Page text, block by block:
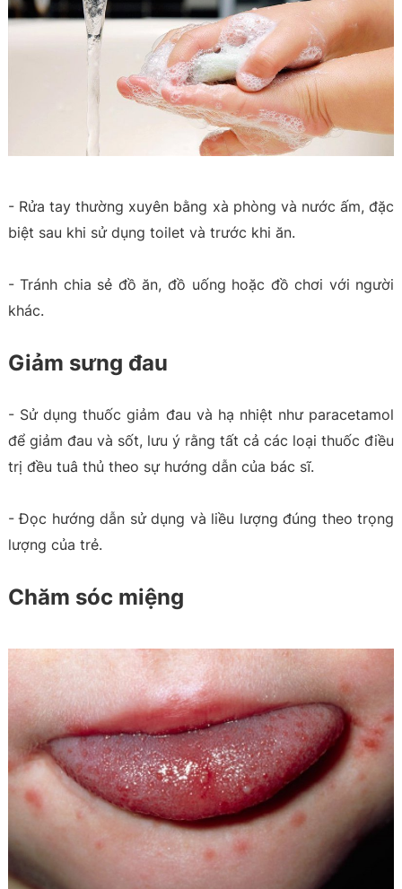
- Rửa tay thường xuyên bằng xà phòng và nước ấm, đặc
biệt sau khi sử dụng toilet và trước khi ăn.
- Tránh chia sẻ đồ ăn, đồ uống hoặc đồ chơi với người
khác.
Giảm sưng đau
- Sử dụng thuốc giảm đau và hạ nhiệt như paracetamol
để giảm đau và sốt, lưu ý rằng tất cả các loại thuốc điều
trị đều tuâ thủ theo sự hướng dẫn của bác sĩ.
- Đọc hướng dẫn sử dụng và liều lượng đúng theo trọng
lượng của trẻ.
Chăm sóc miệng